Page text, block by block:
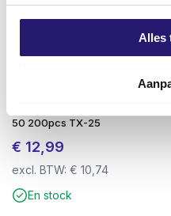
Alles
seule main.
Entraînement TX
solide et sûr.
Vissage en douceur
de frottement et à
Les avantages en un
Vis sans tête pour terrasse
50 200pcs TX-25
€ 12,99
excl. BTW: € 10,74
En stock